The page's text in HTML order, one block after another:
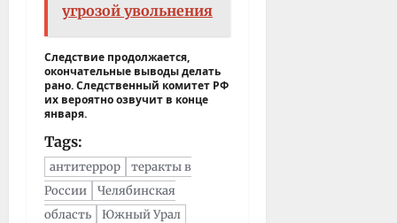
угрозой увольнения
Следствие продолжается,
окончательные выводы делать
рано. Следственный комитет РФ
их вероятно озвучит в конце
января.
Tags:
антитеррор
теракты в
России
Челябинская
область
Южный Урал